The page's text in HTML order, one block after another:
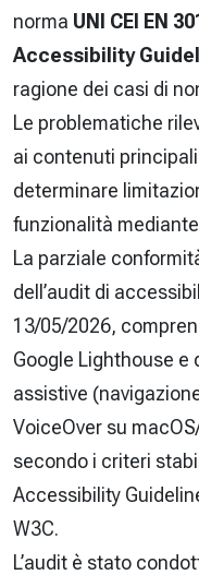
norma UNI CEI EN
Accessibility
ragione dei casi di
Le problematiche
ai contenuti
determinare
funzionalità
La parziale
dell’audit di
13/05/2026,
Google Lighthouse
assistive
VoiceOver su
secondo i criteri
Accessibility
W3C.
L’audit è stato